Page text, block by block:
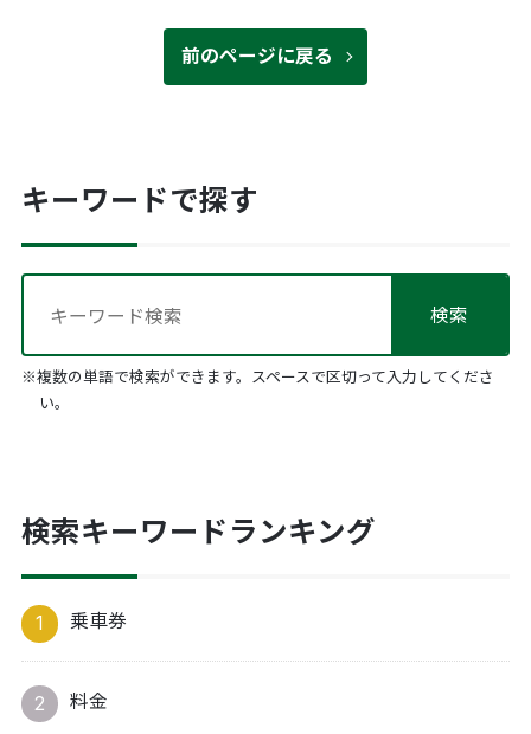
前のページに戻る
キーワードで探す
※複数の単語で検索ができます。スペースで区切って入力してくださ
い。
検索キーワードランキング
乗車券
料金